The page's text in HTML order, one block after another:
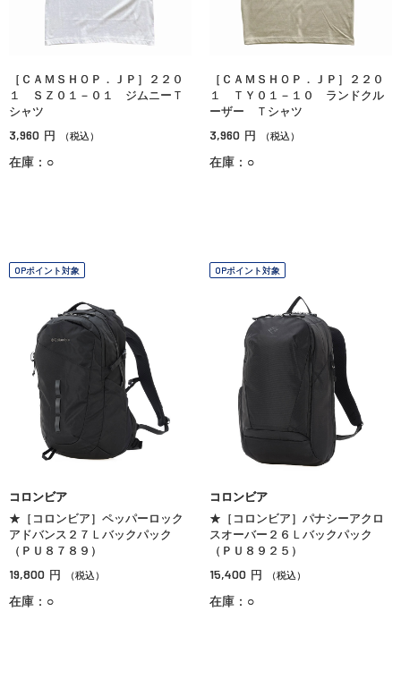
［ＣＡＭＳＨＯＰ．ＪＰ］２２０
１ ＳＺ０１－０１ ジムニーＴ
シャツ
3,960 円 （税込）
在庫：○
［ＣＡＭＳＨＯＰ．ＪＰ］２２０
１ ＴＹ０１－１０ ランドクル
ーザー Ｔシャツ
3,960 円 （税込）
在庫：○
OPポイント対象
コロンビア
★［コロンビア］ペッパーロック
アドバンス２７Ｌバックパック
（ＰＵ８７８９）
19,800 円 （税込）
在庫：○
OPポイント対象
コロンビア
★［コロンビア］パナシーアクロ
スオーバー２６Ｌバックパック
（ＰＵ８９２５）
15,400 円 （税込）
在庫：○